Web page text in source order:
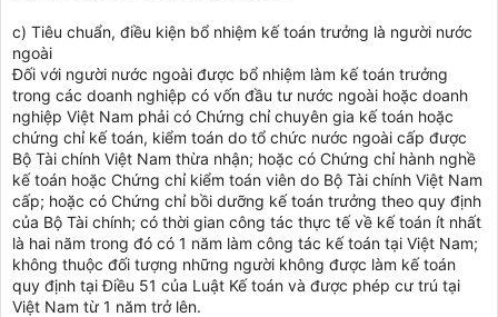
c) Tiêu chuẩn, điều kiện bổ nhiệm kế toán trưởng là người nước
ngoài
Đối với người nước ngoài được bổ nhiệm làm kế toán trưởng
trong các doanh nghiệp có vốn đầu tư nước ngoài hoặc doanh
nghiệp Việt Nam phải có Chứng chỉ chuyên gia kế toán hoặc
chứng chỉ kế toán, kiểm toán do tổ chức nước ngoài cấp được
Bộ Tài chính Việt Nam thừa nhận; hoặc có Chứng chỉ hành nghề
kế toán hoặc Chứng chỉ kiểm toán viên do Bộ Tài chính Việt Nam
cấp; hoặc có Chứng chỉ bồi dưỡng kế toán trưởng theo quy định
của Bộ Tài chính; có thời gian công tác thực tế về kế toán ít nhất
là hai năm trong đó có 1 năm làm công tác kế toán tại Việt Nam;
không thuộc đối tượng những người không được làm kế toán
quy định tại Điều 51 của Luật Kế toán và được phép cư trú tại
Việt Nam từ 1 năm trở lên.